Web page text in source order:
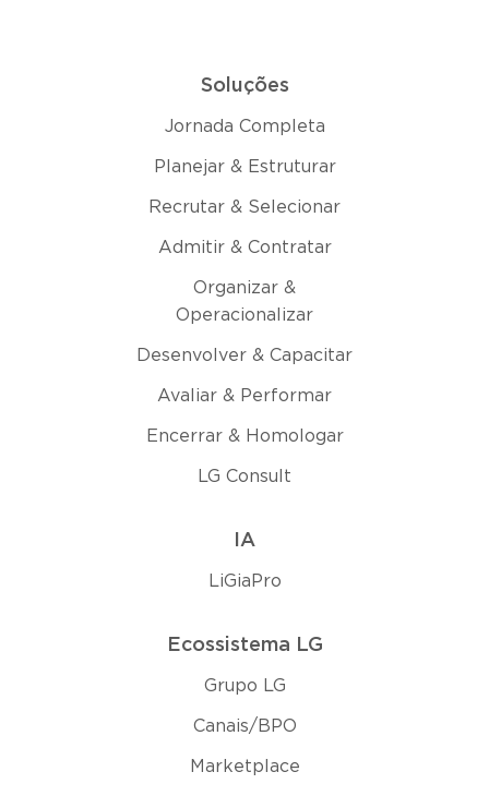
Soluções
Jornada Completa
Planejar & Estruturar
Recrutar & Selecionar
Admitir & Contratar
Organizar &
Operacionalizar
Desenvolver & Capacitar
Avaliar & Performar
Encerrar & Homologar
LG Consult
IA
LiGiaPro
Ecossistema LG
Grupo LG
Canais/BPO
Marketplace